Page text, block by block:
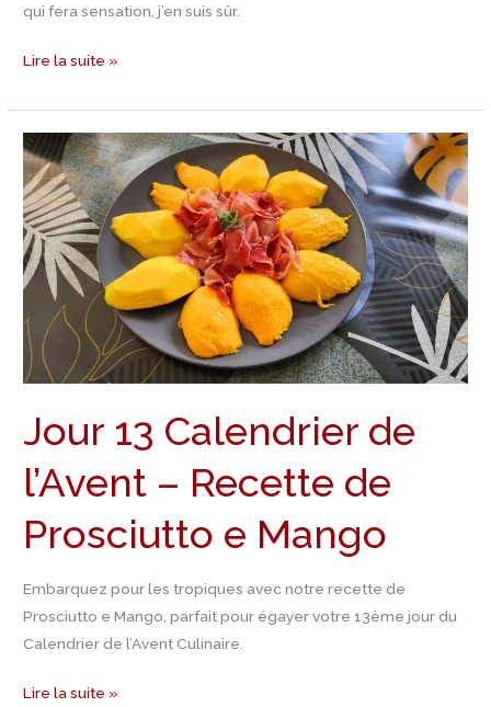
qui fera sensation, j’en suis sûr.
Lire la suite »
Jour 13 Calendrier de
l’Avent – Recette de
Prosciutto e Mango
Embarquez pour les tropiques avec notre recette de
Prosciutto e Mango, parfait pour égayer votre 13ème jour du
Calendrier de l’Avent Culinaire.
Jour
13
Calendrier
de
l’Avent
–
Recette
de
Prosciutto
Mango
Lire la suite »